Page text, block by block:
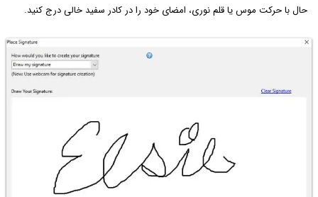
حال با حرکت موس یا قلم نوری، امضای خود را در کادر سفید خالی درج کنید.